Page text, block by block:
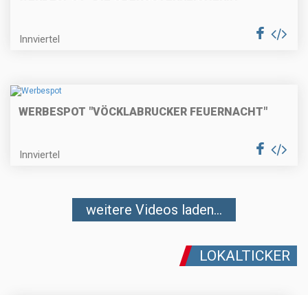
Innviertel
WERBESPOT "VÖCKLABRUCKER FEUERNACHT"
Innviertel
weitere Videos laden...
LOKALTICKER